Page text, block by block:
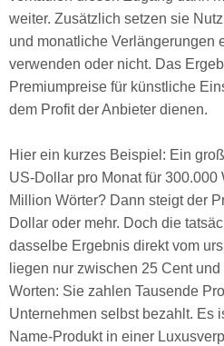
weiter. Zusätzlich setzen sie
und monatliche Verlängerungen
verwenden oder nicht. Das
Premiumpreise für künstliche
dem Profit der Anbieter dienen.
Hier ein kurzes Beispiel: Ein
US-Dollar pro Monat für
Million Wörter? Dann steigt der
Dollar oder mehr. Doch die
dasselbe Ergebnis direkt vom
liegen nur zwischen 25 Cent
Worten: Sie zahlen Tausende
Unternehmen selbst bezahlt. Es
Name-Produkt in einer